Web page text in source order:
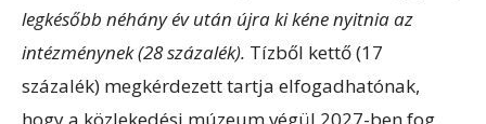
legkésőbb néhány év után újra ki kéne nyitnia az
intézménynek (28 százalék). Tízből kettő (17
százalék) megkérdezett tartja elfogadhatónak,